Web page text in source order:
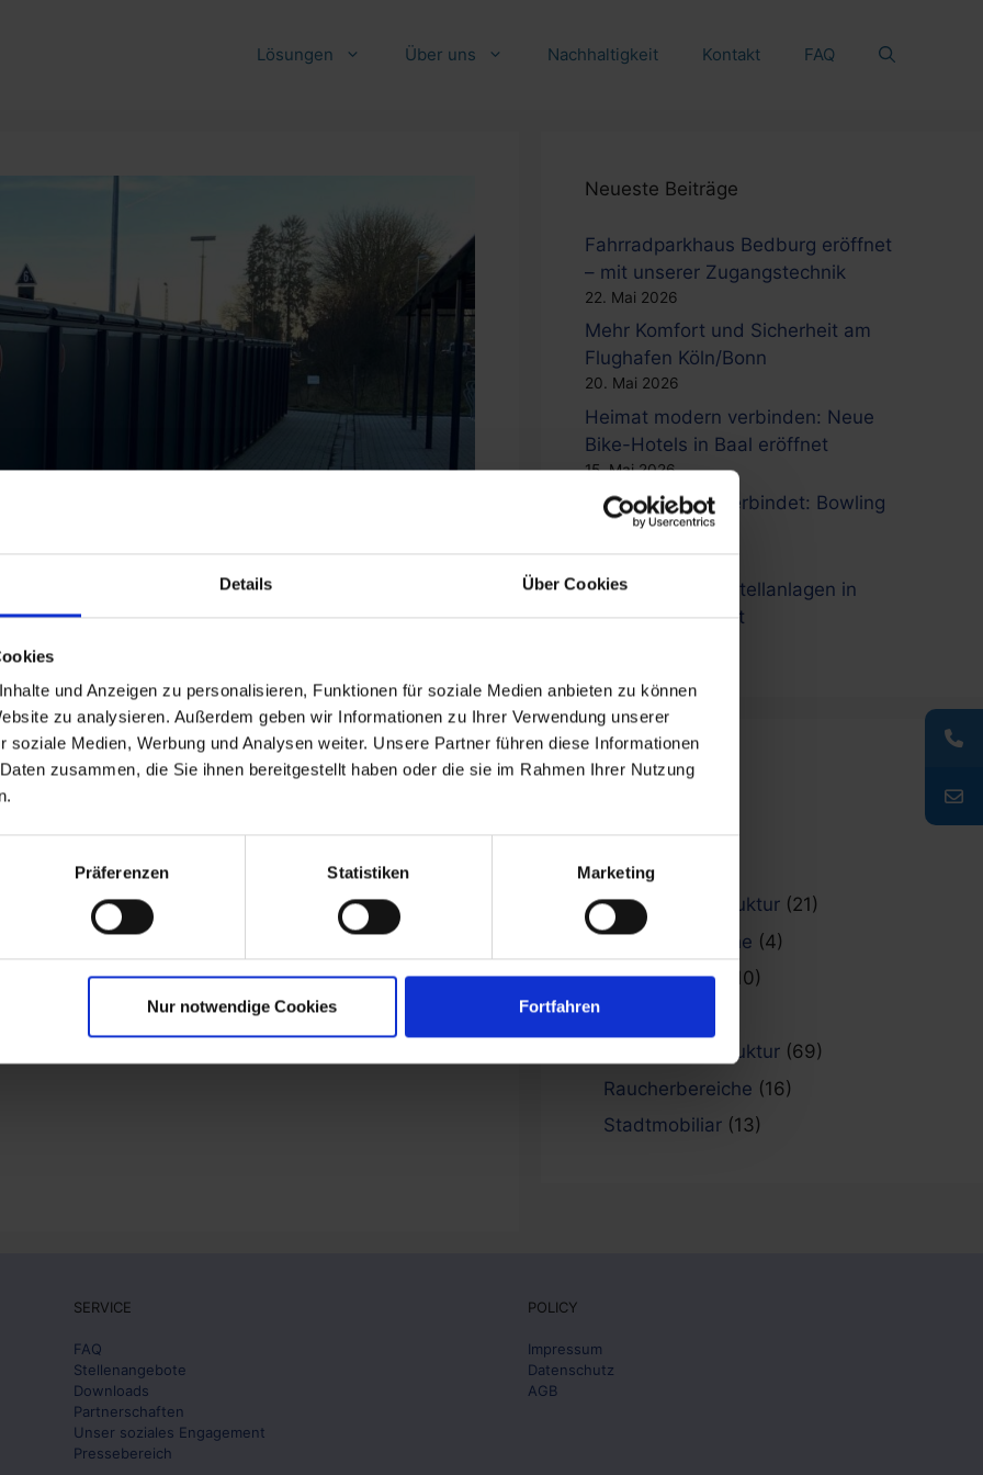
Details Über Cookies
und Anzeigen zu personalisieren, Funktionen für soziale Medien anbieten zu können
zu analysieren. Außerdem geben wir Informationen zu Ihrer Verwendung unserer
soziale Medien, Werbung und Analysen weiter. Unsere Partner führen diese Informationen
zusammen, die Sie ihnen bereitgestellt haben oder die sie im Rahmen Ihrer Nutzung
Präferenzen Statistiken Marketing
Nur notwendige Cookies Fortfahren
Lösungen Über uns Nachhaltigkeit Kontakt FAQ
unser Bike Hotel®
wurde und dieser unsere Fahrradbox empfohlen
mit einer Markenanmeldung festgemacht.
Wortmarke im Markenregister des Deutschen
ist die internationale Markenanmeldung.
und wir sind sehr stolz auf unsere
Neueste Beiträge
Fahrradparkhaus Bedburg eröffnet
– mit unserer Zugangstechnik
22. Mai 2026
Mehr Komfort und Sicherheit am
Flughafen Köln/Bonn
20. Mai 2026
Heimat modern verbinden: Neue
Bike-Hotels in Baal eröffnet
15. Mai 2026
Afterwork, das verbindet: Bowling
& Dart im Team
8. Mai 2026
Neue Fahrradabstellanlagen in
Freiburg installiert
Kategorien
Allgemein(20)
News(70)
Fahrradinfrastruktur(21)
Raucherbereiche (4)
Stadtmobiliar
(10)
Referenzen
Fahrradinfrastruktur(69)
Raucherbereiche (16)
Stadtmobiliar(13)
SERVICE
FAQ
Stellenangebote
Downloads
Partnerschaften
Unser soziales Engagement
Pressebereich
POLICY
Impressum
Datenschutz
AGB